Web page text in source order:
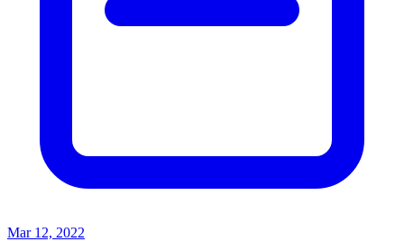
Mar 12, 2022